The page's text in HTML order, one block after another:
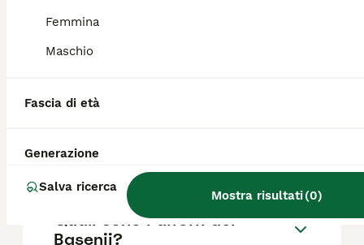
Femmina
Maschio
Fascia di età
Generazione
Salva ricerca
Mostra risultati(0)
Quanto dura la vita di un
Basenji?
Quali sono i difetti del
Basenji?